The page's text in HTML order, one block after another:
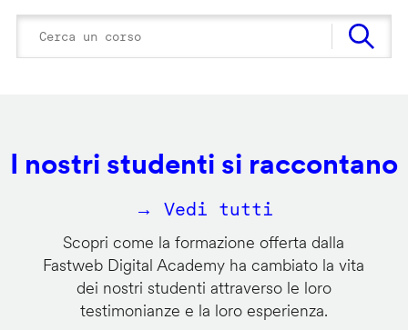
I nostri studenti si raccontano
→ Vedi tutti
Scopri come la formazione offerta dalla
Fastweb Digital Academy ha cambiato la vita
dei nostri studenti attraverso le loro
testimonianze e la loro esperienza.